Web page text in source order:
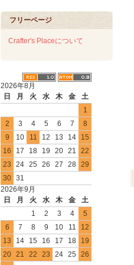
フリーページ
Crafter's Placeについて
2026年8月
日
月 火 水 木 金
土
1
2
3 4 5 6 7
8
9
10 11 12 13 14
15
16
17 18 19 20 21
22
23
24 25 26 27 28 29
30 31
2026年9月
日
月 火 水 木 金
土
1
2 3 4
5
6
7 8 9 10 11
12
13
14 15 16 17 18
19
20 21 22 23 24 25
26